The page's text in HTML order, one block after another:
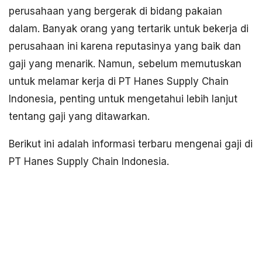
perusahaan yang bergerak di bidang pakaian
dalam. Banyak orang yang tertarik untuk bekerja di
perusahaan ini karena reputasinya yang baik dan
gaji yang menarik. Namun, sebelum memutuskan
untuk melamar kerja di PT Hanes Supply Chain
Indonesia, penting untuk mengetahui lebih lanjut
tentang gaji yang ditawarkan.
Berikut ini adalah informasi terbaru mengenai gaji di
PT Hanes Supply Chain Indonesia.